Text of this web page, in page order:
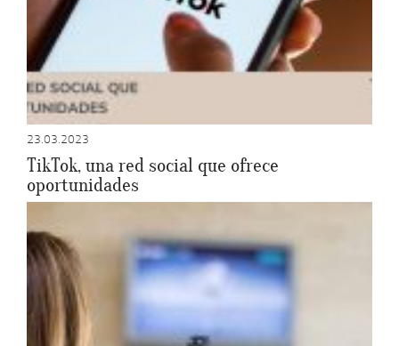
23.03.2023
TikTok, una red social que ofrece
oportunidades